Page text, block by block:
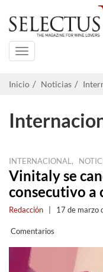
Navigation
Inicio Noticias
INTERNACIONAL ,
Vinitaly se
consecutivo a
Redacción 17 de marzo
Comentarios